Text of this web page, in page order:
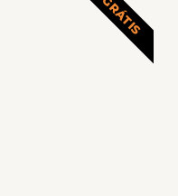
GRÁTIS